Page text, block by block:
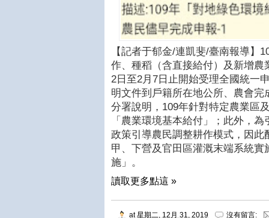
【記者于郁金/連凱斐/臺南報導】
作、種稻（含直接給付）及新增
2日至2月7日止開始受理全國統一
明文件到戶籍所在地公所、農會
分署說明，109年針對特定農業區
「農業環境基本給付」；此外，
政策引導農民調整耕作模式，因
甲、下營及官田區灌溉末端系統
施」。
讀取更多點這 »
at星期二, 12月 31, 2019 沒有留言: